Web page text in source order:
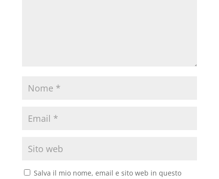
Salva il mio nome, email e sito web in questo